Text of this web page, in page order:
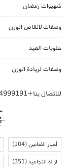
شهيوات رمضان
وصفات لانقاص الوزن
حلويات العيد
وصفات لزيادة الوزن
للاتصال بنا+212614999191
أخبار الفنانين(104)
ازالة التجاعيد(351)